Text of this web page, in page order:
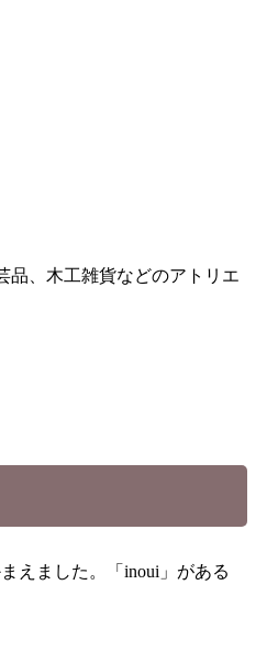
品、木工雑貨などのアトリエ
えました。「inoui」がある